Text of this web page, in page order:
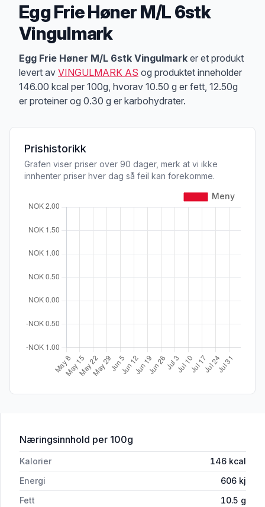
Egg Frie Høner M/L 6stk
Vingulmark
Produktbeskrivelse
Egg Frie Høner M/L 6stk Vingulmark er et produkt
levert av VINGULMARK AS og produktet inneholder
146.00 kcal per 100g, hvorav 10.50 g er fett, 12.50g
er proteiner og 0.30 g er karbohydrater.
Prishistorikk
Grafen viser priser over 90 dager, merk at vi ikke
innhenter priser hver dag så feil kan forekomme.
Næringsinnhold for 'Egg Frie Høner M/L 6stk
per 100g
Kalorier 146 kcal
Energi
606 kj
Fett
10.5 g